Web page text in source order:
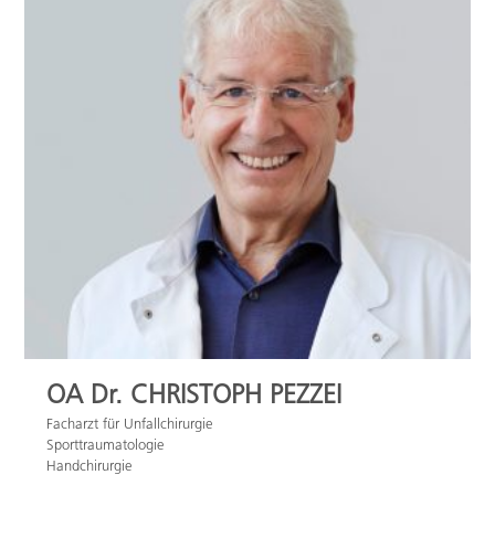
OA Dr. CHRISTOPH PEZZEI
Facharzt für Unfallchirurgie
Sporttraumatologie
Handchirurgie